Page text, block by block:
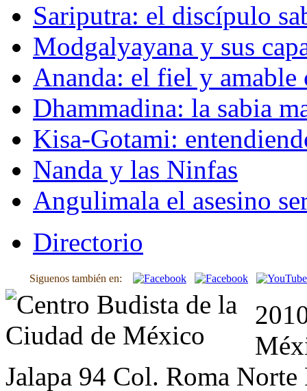
Sariputra: el discípulo
Modgalyayana y sus
Ananda: el fiel y amable
Dhammadina: la sabia
Kisa-Gotami:
Nanda y las Ninfas
Angulimala el asesino
Directorio
Siguenos también en:
Jalapa 94 Col. Roma